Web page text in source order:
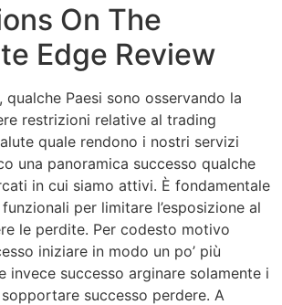
On The
Edge Review
qualche Paesi sono osservando la
restrizioni relative al trading
quale rendono i nostri servizi
una panoramica successo qualche
in cui siamo attivi. È fondamentale
per limitare l’esposizione al
le perdite. Per codesto motivo
iniziare in modo un po’ più
invece successo arginare solamente i
successo perdere. A